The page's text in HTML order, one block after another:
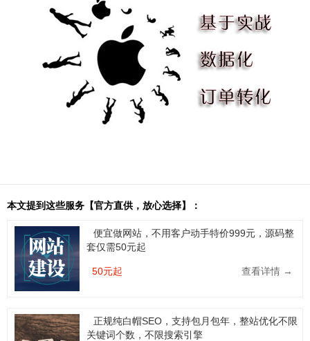
本文提到这些服务【官方直供，放心选择】：
便宜做网站，不用客户动手特价999元，源码整
套仅需50元起
50元起 查看详情 →
正规纯白帽SEO，支持包月包年，整站优化不限
关键词个数，不限搜索引擎